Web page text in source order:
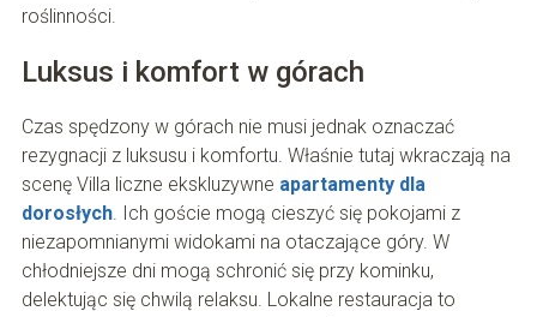
roślinności.
Luksus i komfort w górach
Czas spędzony w górach nie musi jednak oznaczać
rezygnacji z luksusu i komfortu. Właśnie tutaj wkraczają na
scenę Villa liczne ekskluzywne apartamenty dla
dorosłych. Ich goście mogą cieszyć się pokojami z
niezapomnianymi widokami na otaczające góry. W
chłodniejsze dni mogą schronić się przy kominku,
delektując się chwilą relaksu. Lokalne restauracja to